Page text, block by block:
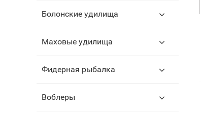
Болонские удилища
Маховые удилища
Фидерная рыбалка
Воблеры